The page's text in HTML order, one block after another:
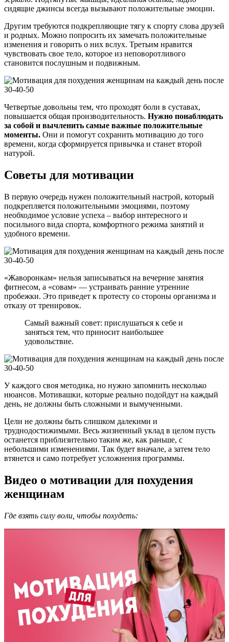
сидящие джинсы всегда вызывают положительные эмоции.
Другим требуются подкрепляющие тягу к спорту слова друзей
и родных. Можно попросить их замечать положительные
изменения и говорить о них вслух. Третьим нравится
чувствовать свое тело, которое из неповоротливого
становится послушным и подвижным.
Четвертые довольны тем, что проходят боли в суставах,
повышается общая производительность. Нужно понаблюдать
за собой и вычленить самые важные положительные
моменты. Они и помогут сохранить мотивацию до того
времени, когда сформируется привычка и станет второй
натурой.
Советы для мотивации
В первую очередь нужен положительный настрой, который
подкрепляется положительными эмоциями, поэтому
необходимое условие успеха – выбор интересного и
посильного вида спорта, комфортного режима занятий и
удобного времени.
«Жаворонкам» нельзя записываться на вечерние занятия
фитнесом, а «совам» — устраивать ранние утренние
пробежки. Это приведет к протесту со стороны организма и
отказу от тренировок.
Самый важный совет: прислушаться к себе и
заняться тем, что приносит наибольшее
удовольствие.
У каждого своя методика, но нужно запомнить несколько
нюансов. Мотивашки, которые реально подойдут на каждый
день, не должны быть сложными и вымученными.
Цели не должны быть слишком далекими и
труднодостижимыми. Весь жизненный уклад в целом пусть
останется приблизительно таким же, как раньше, с
небольшими изменениями. Так будет вначале, а затем тело
втянется и само потребует усложнения программы.
Видео о мотивации для похудения
женщинам
Где взять силу воли, чтобы похудеть: